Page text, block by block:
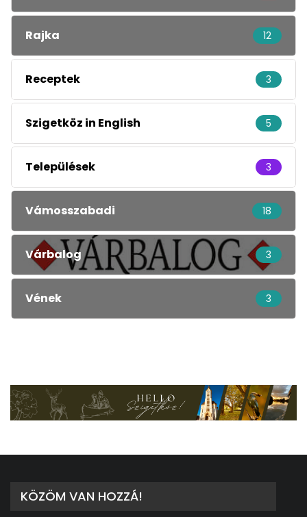
Rajka 12
Receptek 3
Szigetköz in English 5
Települések 3
Vámosszabadi 18
Várbalog 3
Vének 3
KÖZÖM VAN HOZZÁ!